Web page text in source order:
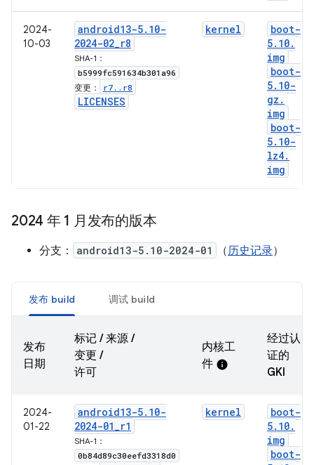
2024-
10-03
android13-5. 10-
2024-02_r8
SHA-1：
b5999fc591634b301a96
变更： r7. . r8
LICENSES
kernel
boot-
5. 10.
img
boot-
5. 10-
gz .
img
boot-
5. 10-
lz4.
img
2024 年 1 月发布的版本
分支： android13-5.10-2024-01 （历史记录）
发布 build 调试 build
发布
日期
标记 / 来源 /
变更 /
许可
内核工
件 info
经过认
证的
GKI
2024-
01-22
android13-5. 10-
2024-01_r1
SHA-1：
0b84d89c30eefd3318d0
kernel
boot-
5. 10.
img
boot-